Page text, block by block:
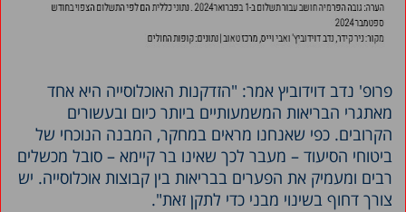
פרופ' נדב דוידוביץ אמר: "הזדקנות האוכלוסייה היא אחד
מאתגרי הבריאות המשמעותיים ביותר כיום ובעשורים
הקרובים. כפי שאנחנו מראים במחקר, המבנה הנוכחי של
ביטוחי הסיעוד – מעבר לכך שאינו בר קיימא – סובל מכשלים
רבים ומעמיק את הפערים בבריאות בין קבוצות אוכלוסייה. יש
צורך דחוף בשינוי מבני כדי לתקן זאת".